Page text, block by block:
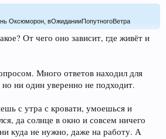
Оксюморон, вОжиданииПопутногоВетра
От чего оно зависит, где живёт и
Много ответов находил для
ни один уверенно не подходит.
с утра с кровати, умоешься и
да солнце в окно и совсем ничего
куда не нужно, даже на работу. А